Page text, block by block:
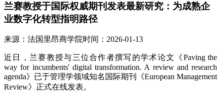
兰赛教授于国际权威期刊发表最新研究：为成熟企
业数字化转型指明路径
来源：法国里昂商学院时间：2026-01-13
近日，兰赛教授与三位合作者撰写的学术论文《Paving the
way for incumbents' digital transformation. A review and research
agenda》已于管理学领域知名国际期刊《European Management
Review》正式在线发表。